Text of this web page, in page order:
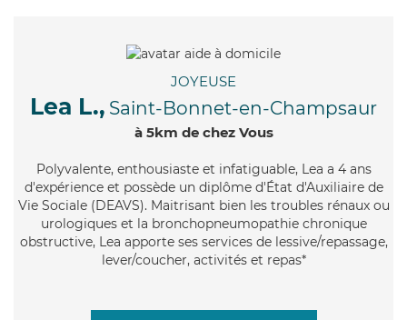
JOYEUSE
Lea L., Saint-Bonnet-en-Champsaur
à 5km de chez Vous
Polyvalente, enthousiaste et infatiguable, Lea a 4 ans
d'expérience et possède un diplôme d'État d'Auxiliaire de
Vie Sociale (DEAVS). Maitrisant bien les troubles rénaux ou
urologiques et la bronchopneumopathie chronique
obstructive, Lea apporte ses services de lessive/repassage,
lever/coucher, activités et repas*